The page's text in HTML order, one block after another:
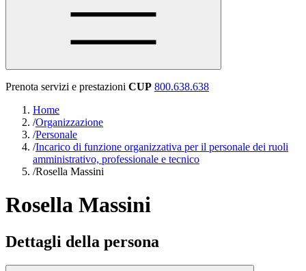
Prenota servizi e prestazioni CUP 800.638.638
Home
/Organizzazione
/Personale
/Incarico di funzione organizzativa per il personale dei ruoli
amministrativo, professionale e tecnico
/Rosella Massini
Rosella Massini
Dettagli della persona